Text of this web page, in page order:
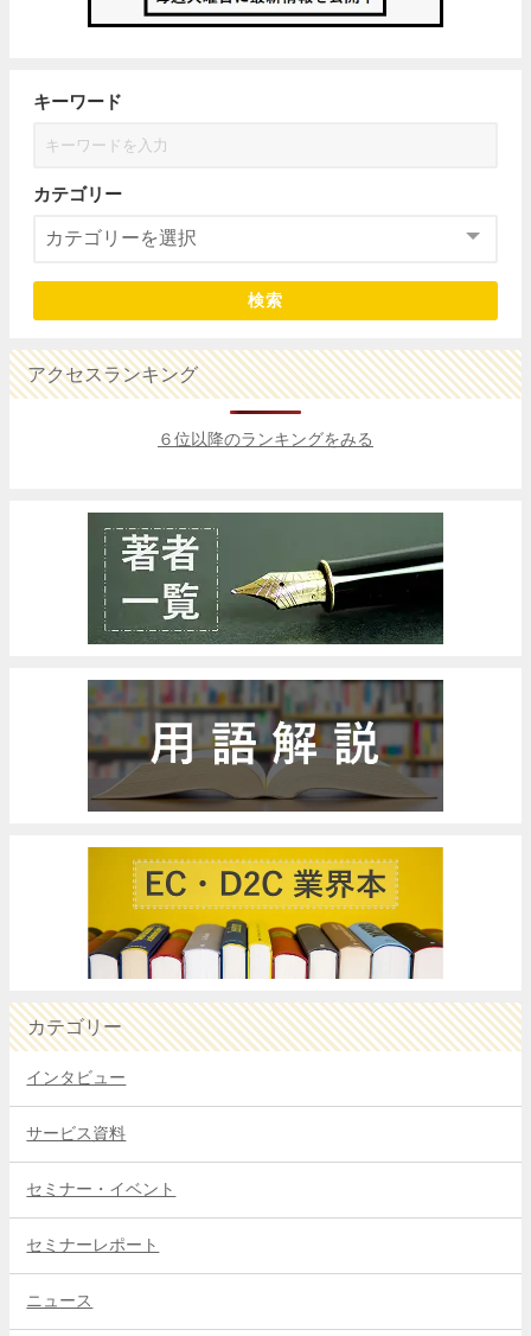
キーワード
カテゴリー
検索
アクセスランキング
６位以降のランキングをみる
カテゴリー
インタビュー
サービス資料
セミナー・イベント
セミナーレポート
ニュース